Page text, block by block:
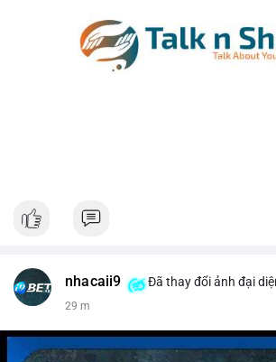
nhacaii9 Đã thay đổi ảnh đại
29 m